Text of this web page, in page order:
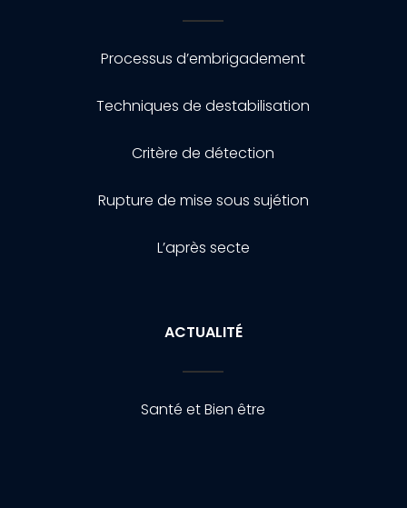
Processus d’embrigadement
Techniques de destabilisation
Critère de détection
Rupture de mise sous sujétion
L’après secte
ACTUALITÉ
Santé et Bien être